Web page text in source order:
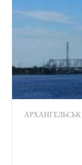
АРХАНГЕЛЬСЬК